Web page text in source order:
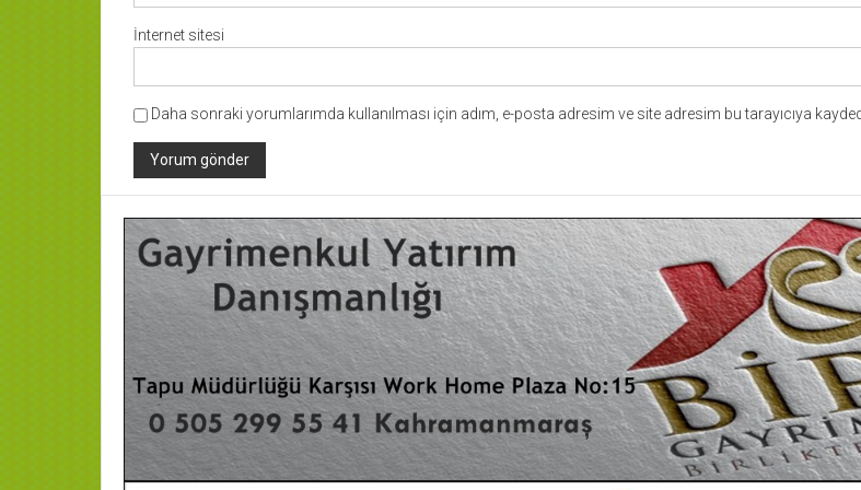
İnternet sitesi
Daha sonraki yorumlarımda kullanılması için adım, e-posta adresim ve site adresim bu tarayıcıya